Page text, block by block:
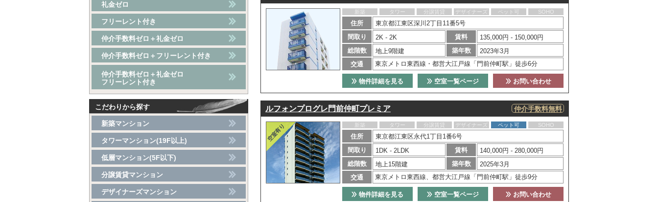
新築 タワー 分譲賃貸 デザイナーズ ペット可 SOHO
住所
東京都江東区深川2丁目11番5号
間取り
2K - 2K 賃料
135,000円 - 150,000円
総階数
地上9階建 築年数
2023年3月
交通
東京メトロ東西線・都営大江戸線「門前仲町駅」徒歩6分
お問い合わせ
空室一覧ページ
物件詳細を見る
ルフォンプログレ門前仲町プレミア 仲介手数料無料
新築 タワー 分譲賃貸 デザイナーズ ペット可 SOHO
住所
東京都江東区永代1丁目1番6号
間取り
1DK - 2LDK 賃料
140,000円 - 280,000円
総階数
地上15階建 築年数
2025年3月
交通
東京メトロ東西線、都営大江戸線「門前仲町駅」徒歩9分
お問い合わせ
空室一覧ページ
物件詳細を見る
礼金ゼロ
フリーレント付き
仲介手数料ゼロ＋礼金ゼロ
仲介手数料ゼロ＋フリーレント付き
仲介手数料ゼロ＋礼金ゼロ
フリーレント付き
こだわりから探す
新築マンション
タワーマンション(19F以上)
低層マンション(5F以下)
分譲賃貸マンション
デザイナーズマンション